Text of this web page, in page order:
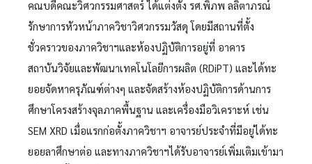
คณบดีคณะวิศวกรรมศาสตร์ ได้แต่งตั้ง รศ.พิภพ ลลิตาภรณ์
รักษาการหัวหน้าภาควิชาวิศวกรรมวัสดุ โดยมีสถานที่ตั้ง
ชั่วคราวของภาควิชาฯและห้องปฏิบัติการอยู่ที่ อาคาร
สถาบันวิจัยและพัฒนาเทคโนโลยีการผลิต (RDiPT) และได้ทะ
ยอยจัดหาครุภัณฑ์ต่างๆ และจัดสร้างห้องปฏิบัติการด้านการ
ศึกษาโครงสร้างจุลภาคพื้นฐาน และเครื่องมือวิเคราะห์ เช่น
SEM XRD เมื่อแรกก่อตั้งภาควิชาฯ อาจารย์ประจำที่มีอยู่ได้ทะ
ยอยลาศึกษาต่อ และทางภาควิชาฯได้รับอาจารย์เพิ่มเติมเข้ามา